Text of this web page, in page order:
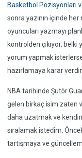
Basketbol Pozisyonları
sonra yazının içinde
oyuncuları yazmayı
kontrolden çıkıyor,
yorum yapmak
hazırlamaya karar
NBA tarihinde Şutör
gelen birkaç isim zaten
daha uzatmak ve
sıralamak istedim.
tartışmaya ve